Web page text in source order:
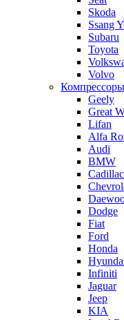
Skoda
Ssang
Subaru
Toyota
Volvo
Geely
Great
Lifan
Alfa
Audi
BMW
Cadillac
Dodge
Fiat
Ford
Honda
Infiniti
Jaguar
Jeep
KIA